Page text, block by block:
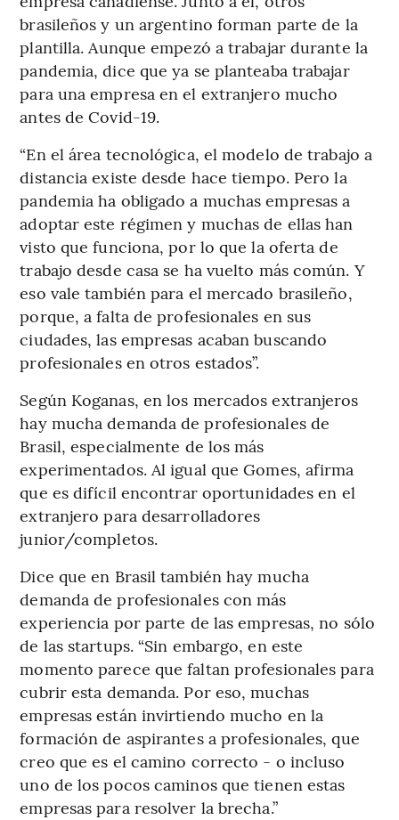
brasileños y un argentino forman parte de la
plantilla. Aunque empezó a trabajar durante la
pandemia, dice que ya se planteaba trabajar
para una empresa en el extranjero mucho
antes de Covid-19.
“En el área tecnológica, el modelo de trabajo a
distancia existe desde hace tiempo. Pero la
pandemia ha obligado a muchas empresas a
adoptar este régimen y muchas de ellas han
visto que funciona, por lo que la oferta de
trabajo desde casa se ha vuelto más común. Y
eso vale también para el mercado brasileño,
porque, a falta de profesionales en sus
ciudades, las empresas acaban buscando
profesionales en otros estados”.
Según Koganas, en los mercados extranjeros
hay mucha demanda de profesionales de
Brasil, especialmente de los más
experimentados. Al igual que Gomes, afirma
que es difícil encontrar oportunidades en el
extranjero para desarrolladores
junior/completos.
Dice que en Brasil también hay mucha
demanda de profesionales con más
experiencia por parte de las empresas, no sólo
de las startups. “Sin embargo, en este
momento parece que faltan profesionales para
cubrir esta demanda. Por eso, muchas
empresas están invirtiendo mucho en la
formación de aspirantes a profesionales, que
creo que es el camino correcto - o incluso
uno de los pocos caminos que tienen estas
empresas para resolver la brecha.”